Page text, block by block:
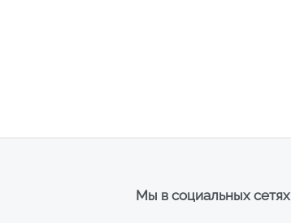
Мы в социальных сетях